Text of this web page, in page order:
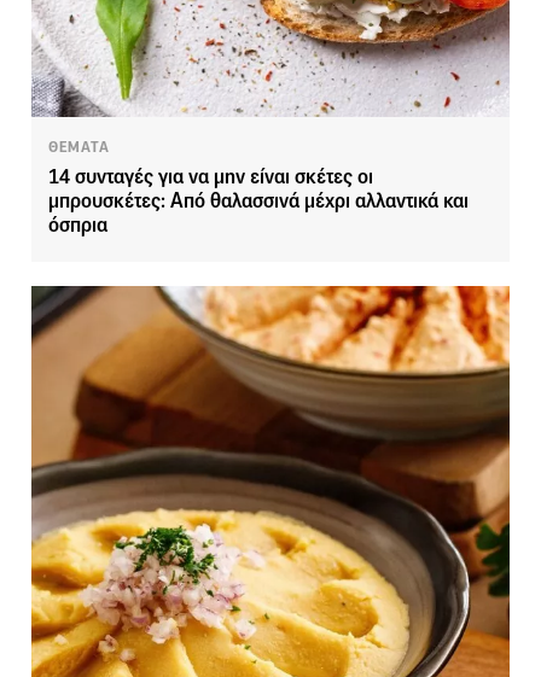
ΘΕΜΑΤΑ
14 συνταγές για να μην είναι σκέτες οι
μπρουσκέτες: Από θαλασσινά μέχρι αλλαντικά και
όσπρια